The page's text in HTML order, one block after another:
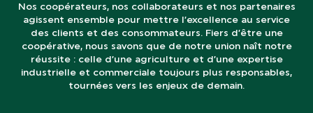
Nos coopérateurs, nos collaborateurs et nos partenaires
agissent ensemble pour mettre l’excellence au service
des clients et des consommateurs. Fiers d’être une
coopérative, nous savons que de notre union naît notre
réussite : celle d’une agriculture et d’une expertise
industrielle et commerciale toujours plus responsables,
tournées vers les enjeux de demain.